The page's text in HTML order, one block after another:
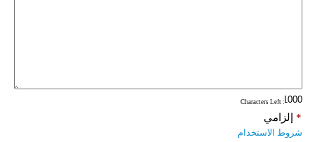
: Characters Left
إلزامي *
شروط الاستخدام